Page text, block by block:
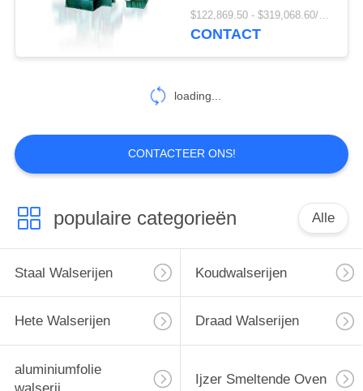
Sheet
$122,869.50 - $319,068.60/Pieces
CONTACT
loading...
CONTACTEER ONS!
populaire categorieën Alle
Staal Walserijen Koudwalserijen
Hete Walserijen Draad Walserijen
aluminiumfolie
Ijzer Smeltende Oven